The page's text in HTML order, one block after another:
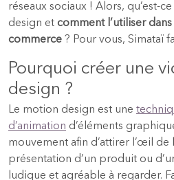
réseaux sociaux ! Alors, qu’est-
design et comment l’utiliser
commerce ? Pour vous, Simataï
Pourquoi créer une
design ?
Le motion design est une
d’animation d’éléments
mouvement afin d’attirer l’œil de
présentation d’un produit ou
ludique et agréable à regarder.